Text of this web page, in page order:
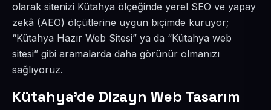
olarak sitenizi Kütahya ölçeğinde yerel SEO ve yapay
zekâ (AEO) ölçütlerine uygun biçimde kuruyor;
“Kütahya Hazır Web Sitesi” ya da “Kütahya web
sitesi” gibi aramalarda daha görünür olmanızı
sağlıyoruz.
Kütahya’de Dizayn Web Tasarım